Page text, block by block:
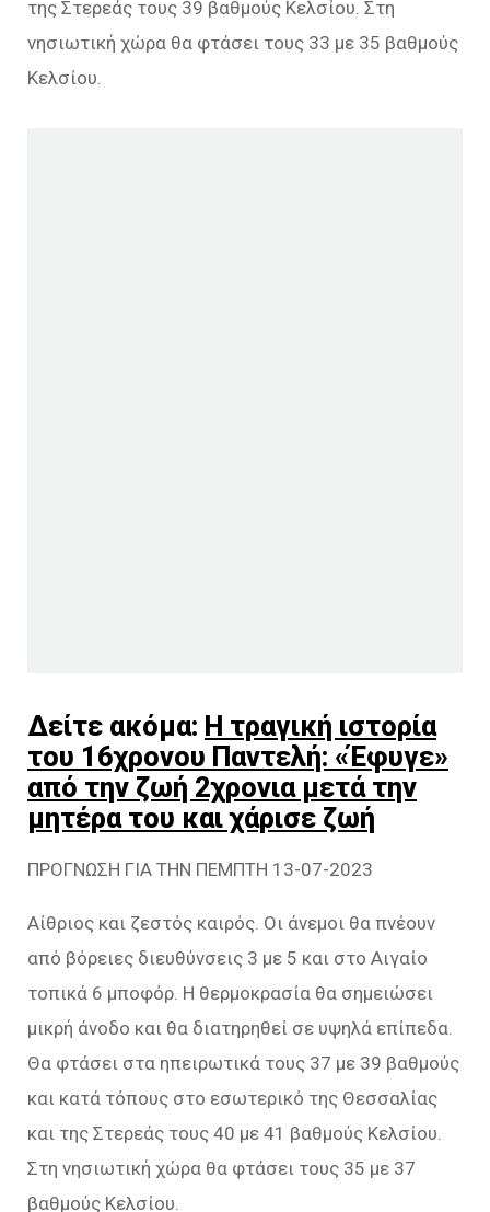
της Στερεάς τους 39 βαθμούς Κελσίου. Στη
νησιωτική χώρα θα φτάσει τους 33 με 35 βαθμούς
Κελσίου.
Δείτε ακόμα: Η τραγική ιστορία
του 16χρονου Παντελή: «Έφυγε»
από την ζωή 2χρονια μετά την
μητέρα του και χάρισε ζωή
ΠΡΟΓΝΩΣΗ ΓΙΑ ΤΗΝ ΠΕΜΠΤΗ 13-07-2023
Αίθριος και ζεστός καιρός. Οι άνεμοι θα πνέουν
από βόρειες διευθύνσεις 3 με 5 και στο Αιγαίο
τοπικά 6 μποφόρ. Η θερμοκρασία θα σημειώσει
μικρή άνοδο και θα διατηρηθεί σε υψηλά επίπεδα.
Θα φτάσει στα ηπειρωτικά τους 37 με 39 βαθμούς
και κατά τόπους στο εσωτερικό της Θεσσαλίας
και της Στερεάς τους 40 με 41 βαθμούς Κελσίου.
Στη νησιωτική χώρα θα φτάσει τους 35 με 37
βαθμούς Κελσίου.